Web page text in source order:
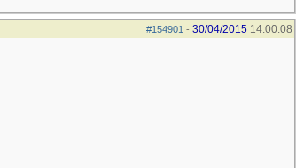
#154901 - 30/04/2015 14:00:08